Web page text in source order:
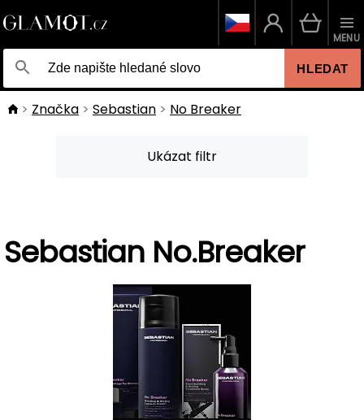
HLEDAT
MENU
Značka Sebastian No Breaker
Ukázat filtr
Sebastian No.Breaker